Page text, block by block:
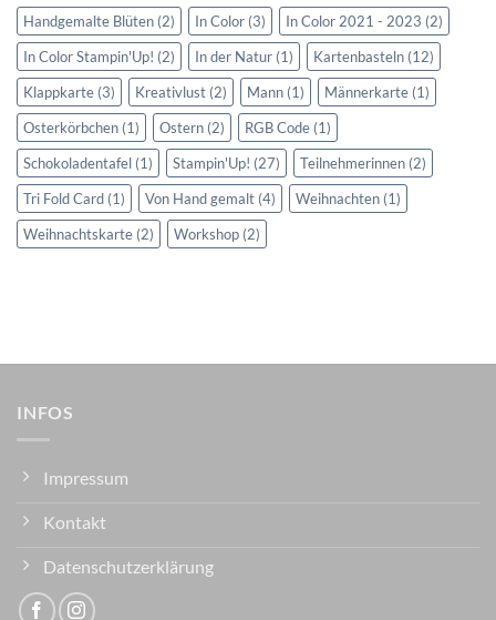
Handgemalte Blüten (2) In Color (3) In Color 2021 - 2023 (2)
In Color Stampin'Up! (2) In der Natur (1) Kartenbasteln (12)
Klappkarte (3) Kreativlust (2) Mann (1) Männerkarte (1)
Osterkörbchen (1) Ostern (2) RGB Code (1)
Schokoladentafel (1) Stampin'Up! (27) Teilnehmerinnen (2)
Tri Fold Card (1) Von Hand gemalt (4) Weihnachten (1)
Weihnachtskarte (2) Workshop (2)
INFOS
Impressum
Kontakt
Datenschutzerklärung